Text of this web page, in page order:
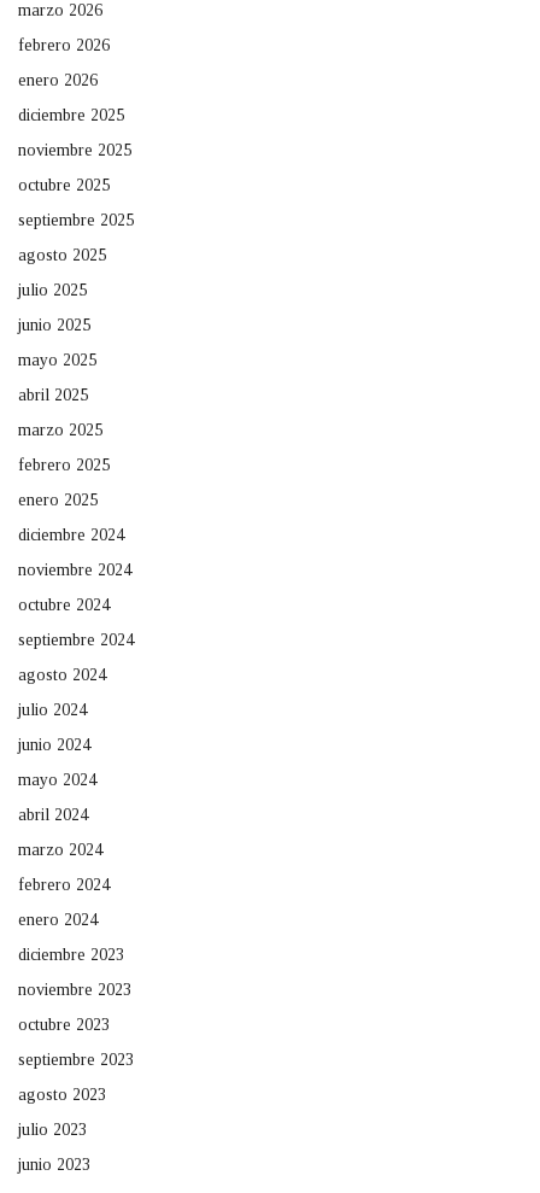
marzo 2026
febrero 2026
enero 2026
diciembre 2025
noviembre 2025
octubre 2025
septiembre 2025
agosto 2025
julio 2025
junio 2025
mayo 2025
abril 2025
marzo 2025
febrero 2025
enero 2025
diciembre 2024
noviembre 2024
octubre 2024
septiembre 2024
agosto 2024
julio 2024
junio 2024
mayo 2024
abril 2024
marzo 2024
febrero 2024
enero 2024
diciembre 2023
noviembre 2023
octubre 2023
septiembre 2023
agosto 2023
julio 2023
junio 2023